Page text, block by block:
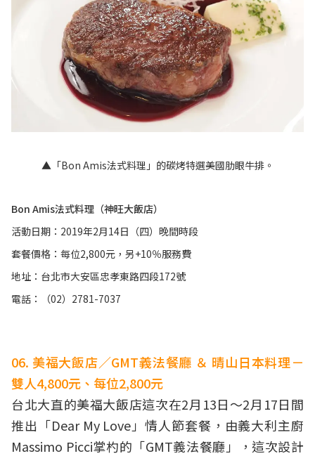
▲「Bon Amis法式料理」的碳烤特選美國肋眼牛排。
Bon Amis法式料理（神旺大飯店）
活動日期：2019年2月14日（四）晚間時段
套餐價格：每位2,800元，另+10％服務費
地址：台北市大安區忠孝東路四段172號
電話：（02）2781-7037
06. 美福大飯店／GMT義法餐廳 ＆ 晴山日本料理－
雙人4,800元、每位2,800元
台北大直的美福大飯店這次在2月13日～2月17日間
推出「Dear My Love」情人節套餐，由義大利主廚
Massimo Picci掌杓的「GMT義法餐廳」，這次設計